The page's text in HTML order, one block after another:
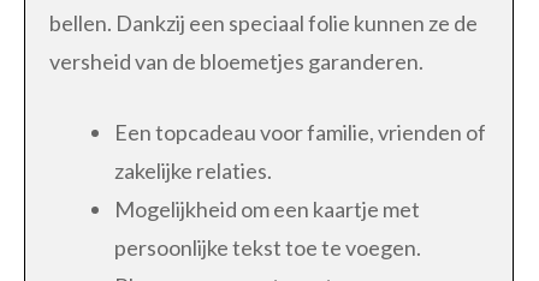
bellen. Dankzij een speciaal folie kunnen ze de
versheid van de bloemetjes garanderen.
Een topcadeau voor familie, vrienden of
zakelijke relaties.
Mogelijkheid om een kaartje met
persoonlijke tekst toe te voegen.